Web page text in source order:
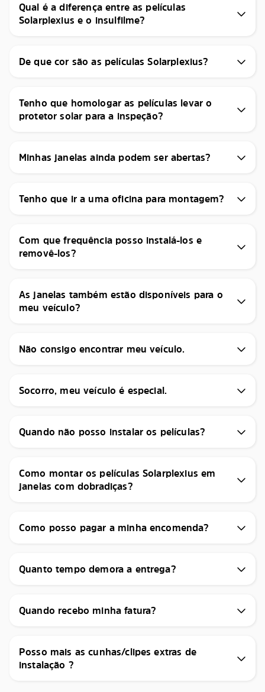
Qual é a diferença entre as películas
Solarplexius e o insulfilme?
De que cor são as películas Solarplexius?
Tenho que homologar as películas levar o
protetor solar para a inspeção?
Minhas janelas ainda podem ser abertas?
Tenho que ir a uma oficina para montagem?
Com que frequência posso instalá-los e
removê-los?
As janelas também estão disponíveis para o
meu veículo?
Não consigo encontrar meu veículo.
Socorro, meu veículo é especial.
Quando não posso instalar os películas?
Como montar os películas Solarplexius em
janelas com dobradiças?
Como posso pagar a minha encomenda?
Quanto tempo demora a entrega?
Quando recebo minha fatura?
Posso mais as cunhas/clipes extras de
instalação ?